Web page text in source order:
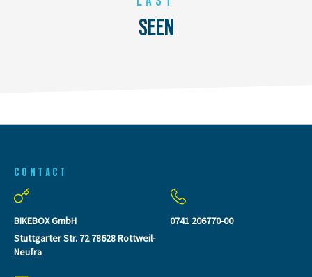
SEEN
CONTACT
BIKEBOX GmbH
Stuttgarter Str. 72 78628 Rottweil-
Neufra
0741 206770-00